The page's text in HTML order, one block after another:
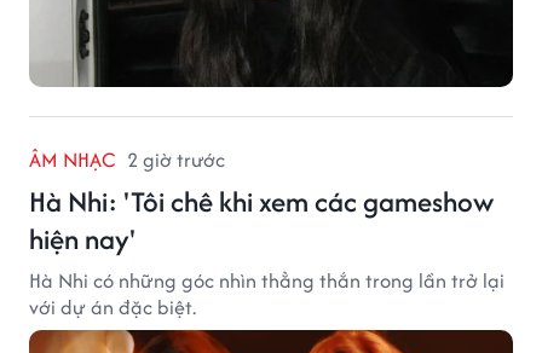
ÂM NHẠC 2 giờ trước
Hà Nhi: 'Tôi chê khi xem các gameshow
hiện nay'
Hà Nhi có những góc nhìn thẳng thắn trong lần trở lại
với dự án đặc biệt.